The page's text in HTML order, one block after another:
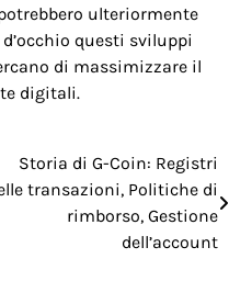
ulteriormente
questi sviluppi
di massimizzare il
digitali.
Storia di G-Coin: Registri
transazioni, Politiche di
rimborso, Gestione
dell’account